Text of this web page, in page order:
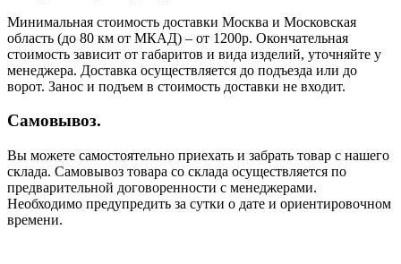
Минимальная стоимость доставки Москва и Московская
область (до 80 км от МКАД) – от 1200р. Окончательная
стоимость зависит от габаритов и вида изделий, уточняйте у
менеджера. Доставка осуществляется до подъезда или до
ворот. Занос и подъем в стоимость доставки не входит.
Самовывоз.
Вы можете самостоятельно приехать и забрать товар с нашего
склада. Самовывоз товара со склада осуществляется по
предварительной договоренности с менеджерами.
Необходимо предупредить за сутки о дате и ориентировочном
времени.